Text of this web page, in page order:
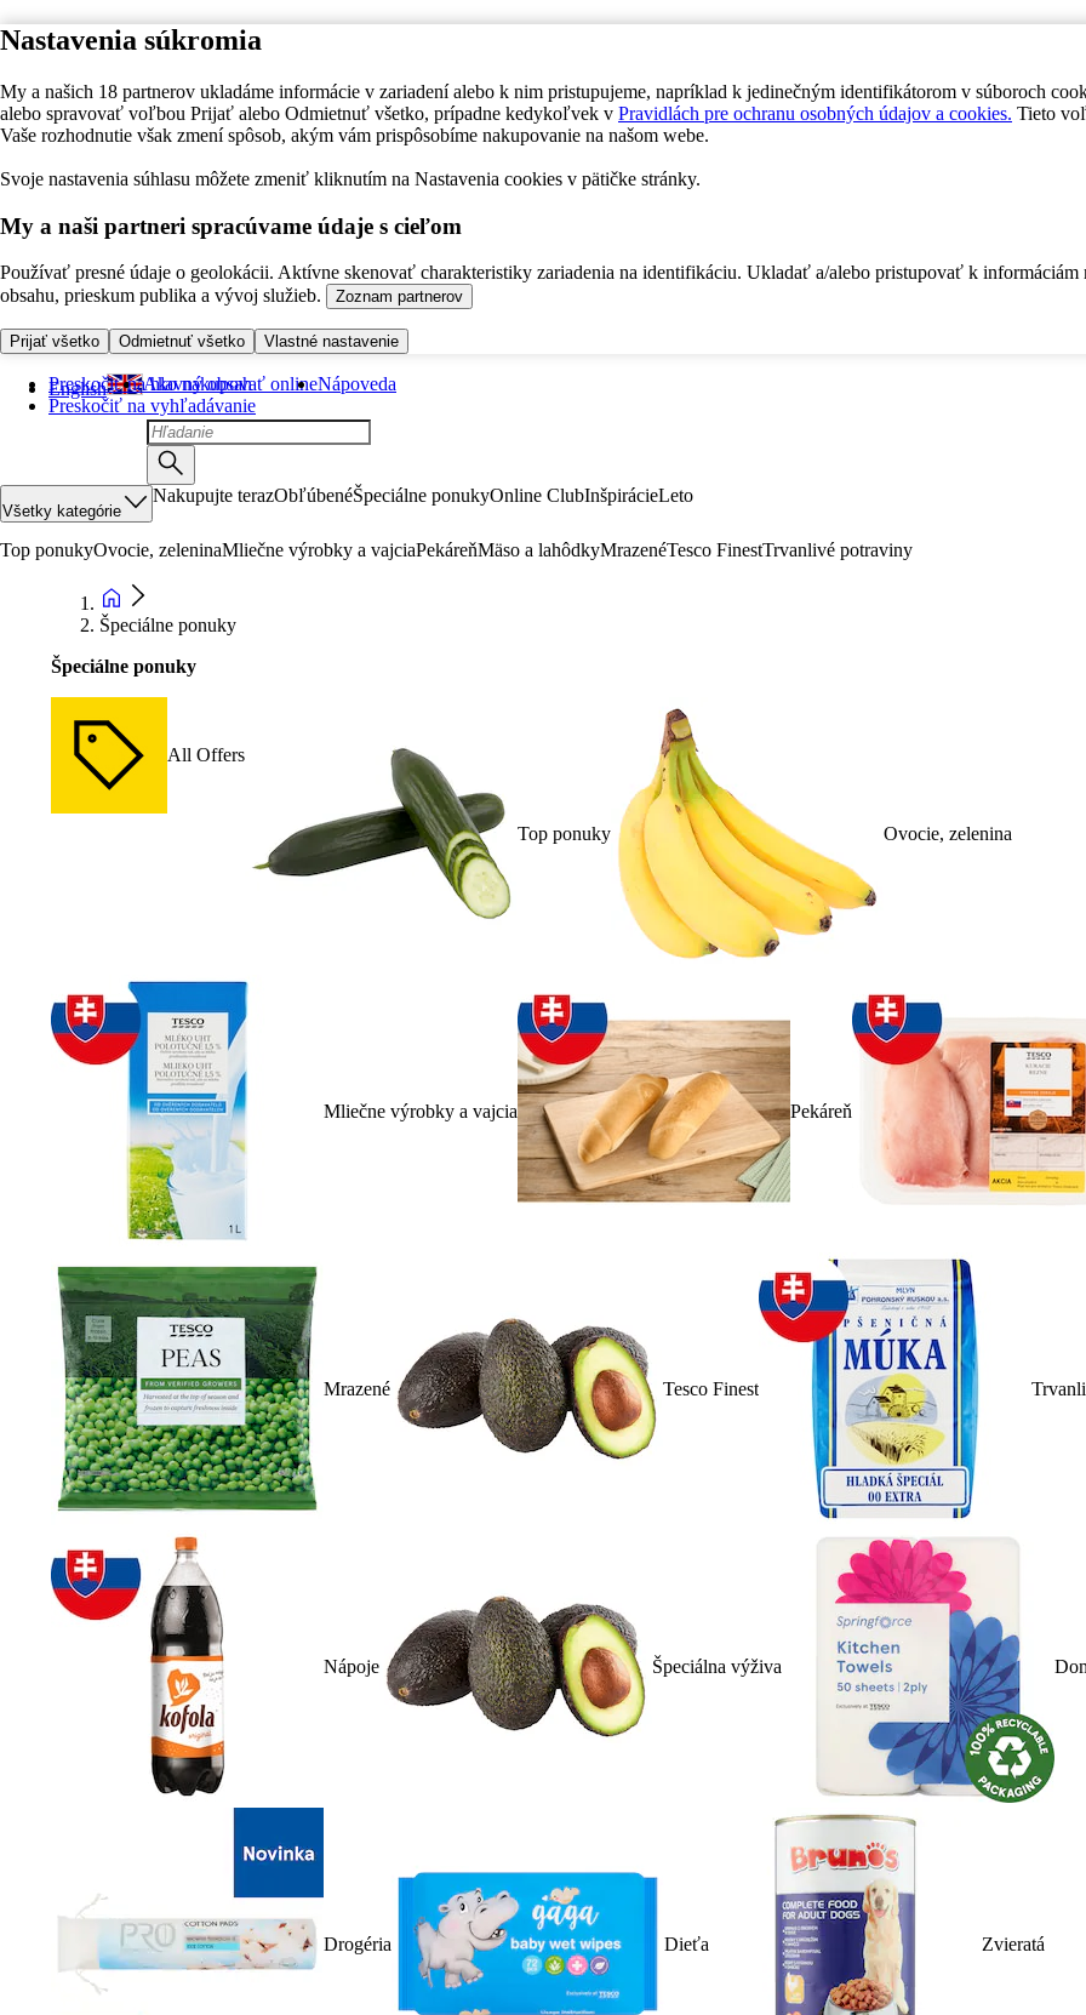
Nastavenia súkromia
My a našich 18 partnerov ukladáme informácie v zariadení alebo k nim pristupujeme, napríklad k jedinečným identifikátorom v súboroch
alebo spravovať voľbou Prijať alebo Odmietnuť všetko, prípadne kedykoľvek v Pravidlách pre ochranu osobných údajov a cookies. Tieto
Vaše rozhodnutie však zmení spôsob, akým vám prispôsobíme nakupovanie na našom webe.
Svoje nastavenia súhlasu môžete zmeniť kliknutím na Nastavenia cookies v pätičke stránky.
My a naši partneri spracúvame údaje s cieľom
Používať presné údaje o geolokácii. Aktívne skenovať charakteristiky zariadenia na identifikáciu. Ukladať a/alebo pristupovať k informáciám
obsahu, prieskum publika a vývoj služieb.
Zoznam partnerov
Prijať všetko Odmietnuť všetko Vlastné nastavenie
Preskočiť na hlavný obsah
Preskočiť na vyhľadávanie
English Ako nakupovať onlineNápoveda
Všetky kategórie
Nakupujte terazObľúbenéŠpeciálne ponukyOnline ClubInšpirácieLeto
Top ponukyOvocie, zeleninaMliečne výrobky a vajciaPekáreňMäso a lahôdkyMrazenéTesco FinestTrvanlivé potraviny
Špeciálne ponuky
Špeciálne ponuky
All Offers
Top ponuky Ovocie, zelenina
Mliečne výrobky a vajcia Pekáreň
Mrazené Tesco Finest
Nápoje Špeciálna výživa
Drogéria Dieťa Zvieratá